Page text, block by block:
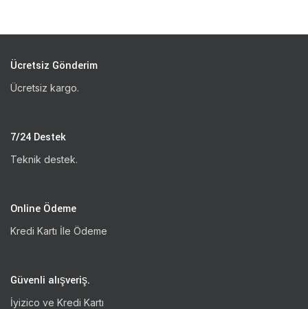
Ücretsiz Gönderim
Ücretsiz kargo.
7/24 Destek
Teknik destek.
Online Ödeme
Kredi Kartı İle Ödeme
Güvenli alışveriş.
İyizico ve Kredi Kartı